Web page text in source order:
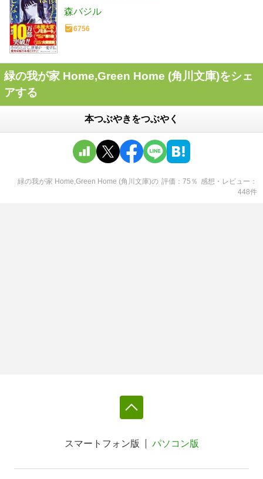
森バジル
6756
緑の我が家 Home,Green Home (角川文庫)をシェ
アする
本つぶやきをつぶやく
緑の我が家 Home,Green Home (角川文庫)の 評価 75 ％ 感想・レビュー
448件
スマートフォン版 パソコン版